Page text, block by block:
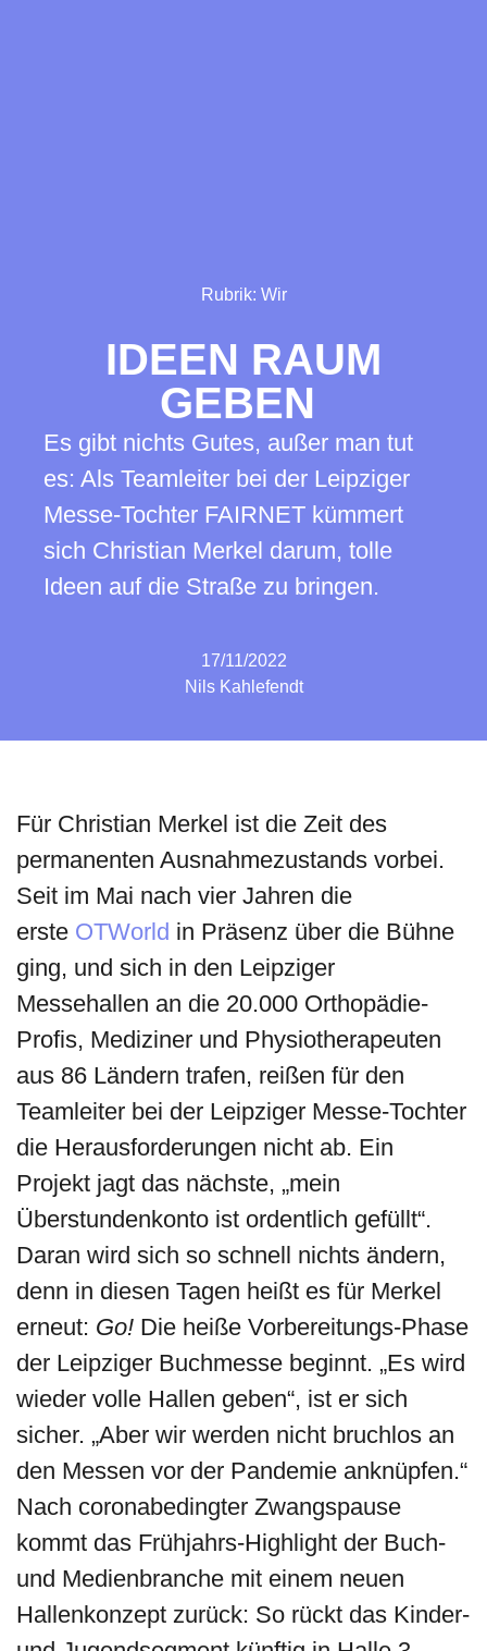
Rubrik: Wir
IDEEN RAUM
GEBEN
Es gibt nichts Gutes, außer man tut
es: Als Teamleiter bei der Leipziger
Messe-Tochter FAIRNET kümmert
sich Christian Merkel darum, tolle
Ideen auf die Straße zu bringen.
17/11/2022
Nils Kahlefendt
Für Christian Merkel ist die Zeit des
permanenten Ausnahmezustands vorbei.
Seit im Mai nach vier Jahren die
erste OTWorld in Präsenz über die Bühne
ging, und sich in den Leipziger
Messehallen an die 20.000 Orthopädie-
Profis, Mediziner und Physiotherapeuten
aus 86 Ländern trafen, reißen für den
Teamleiter bei der Leipziger Messe-Tochter
die Herausforderungen nicht ab. Ein
Projekt jagt das nächste, „mein
Überstundenkonto ist ordentlich gefüllt“.
Daran wird sich so schnell nichts ändern,
denn in diesen Tagen heißt es für Merkel
erneut: Go! Die heiße Vorbereitungs-Phase
der Leipziger Buchmesse beginnt. „Es wird
wieder volle Hallen geben“, ist er sich
sicher. „Aber wir werden nicht bruchlos an
den Messen vor der Pandemie anknüpfen.“
Nach coronabedingter Zwangspause
kommt das Frühjahrs-Highlight der Buch-
und Medienbranche mit einem neuen
Hallenkonzept zurück: So rückt das Kinder-